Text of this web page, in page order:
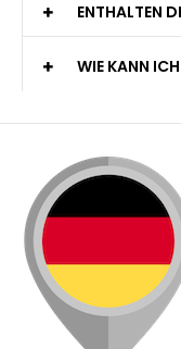
ENTHALTEN
WIE KANN ICH